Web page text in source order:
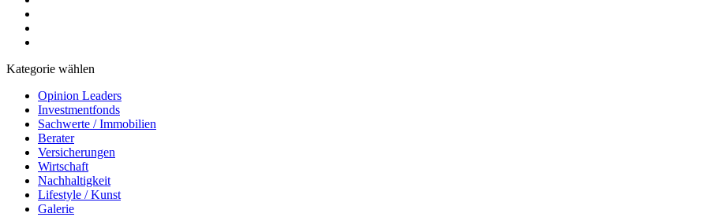
Kategorie wählen
Opinion Leaders
Investmentfonds
Sachwerte / Immobilien
Berater
Versicherungen
Wirtschaft
Nachhaltigkeit
Lifestyle / Kunst
Galerie